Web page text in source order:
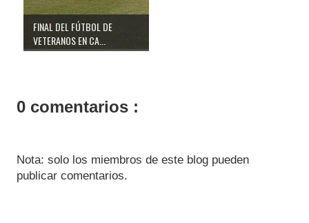
FINAL DEL FÚTBOL DE
VETERANOS EN CA...
0 comentarios :
Nota: solo los miembros de este blog pueden
publicar comentarios.